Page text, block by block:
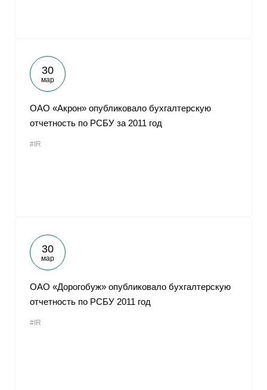
30
мар
ОАО «Акрон» опубликовало бухгалтерскую
отчетность по РСБУ за 2011 год
#IR
30
мар
ОАО «Дорогобуж» опубликовало бухгалтерскую
отчетность по РСБУ 2011 год
#IR